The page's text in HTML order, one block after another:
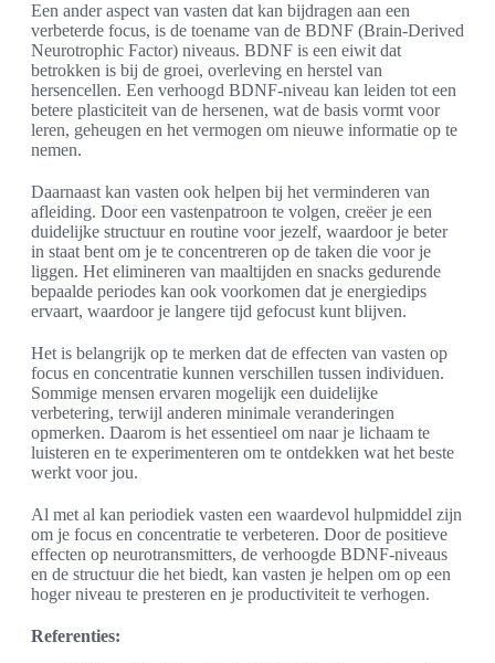
Een ander aspect van vasten dat kan bijdragen aan een
verbeterde focus, is de toename van de BDNF (Brain-Derived
Neurotrophic Factor) niveaus. BDNF is een eiwit dat
betrokken is bij de groei, overleving en herstel van
hersencellen. Een verhoogd BDNF-niveau kan leiden tot een
betere plasticiteit van de hersenen, wat de basis vormt voor
leren, geheugen en het vermogen om nieuwe informatie op te
nemen.
Daarnaast kan vasten ook helpen bij het verminderen van
afleiding. Door een vastenpatroon te volgen, creëer je een
duidelijke structuur en routine voor jezelf, waardoor je beter
in staat bent om je te concentreren op de taken die voor je
liggen. Het elimineren van maaltijden en snacks gedurende
bepaalde periodes kan ook voorkomen dat je energiedips
ervaart, waardoor je langere tijd gefocust kunt blijven.
Het is belangrijk op te merken dat de effecten van vasten op
focus en concentratie kunnen verschillen tussen individuen.
Sommige mensen ervaren mogelijk een duidelijke
verbetering, terwijl anderen minimale veranderingen
opmerken. Daarom is het essentieel om naar je lichaam te
luisteren en te experimenteren om te ontdekken wat het beste
werkt voor jou.
Al met al kan periodiek vasten een waardevol hulpmiddel zijn
om je focus en concentratie te verbeteren. Door de positieve
effecten op neurotransmitters, de verhoogde BDNF-niveaus
en de structuur die het biedt, kan vasten je helpen om op een
hoger niveau te presteren en je productiviteit te verhogen.
Referenties: